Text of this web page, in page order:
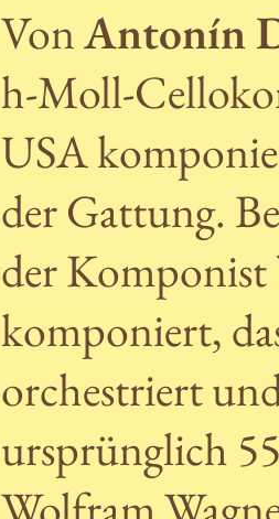
VonAntonín
h-Moll-
USA
der Gattung.
der
komponiert,
orchestriert
ursprünglich